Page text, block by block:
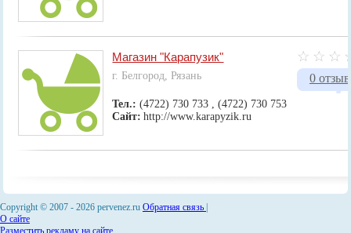
0
Магазин "Карапузик"
г. Белгород, Рязань
Тел.:(4722) 730 733 , (4722) 730 753
Сайт: http://www.karapyzik.ru
Copyright © 2007 - 2026 pervenez.ru Обратная связь
О сайте
Разместить рекламу на сайте